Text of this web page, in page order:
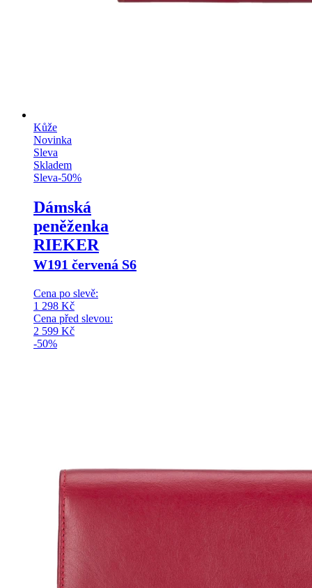
Kůže
Novinka
Sleva
Skladem
Sleva-50%
Dámská
peněženka
RIEKER
W191 červená S6
Cena po slevě:
1 298 Kč
Cena před slevou:
2 599 Kč
-50%